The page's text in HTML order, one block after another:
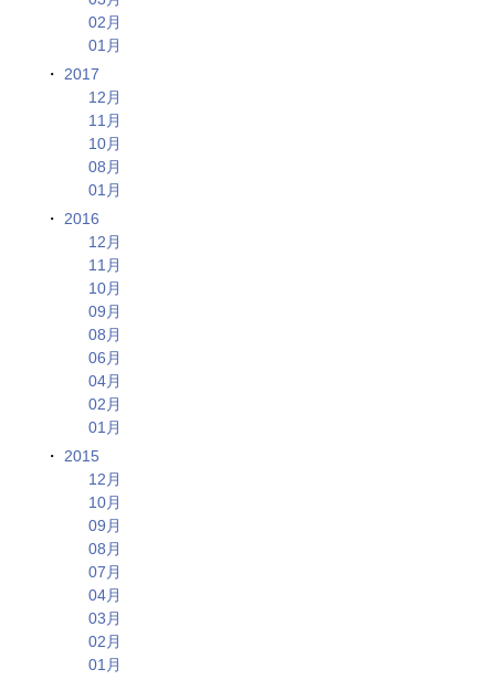
02月
01月
2017
12月
11月
10月
08月
01月
2016
12月
11月
10月
09月
08月
06月
04月
02月
01月
2015
12月
10月
09月
08月
07月
04月
03月
02月
01月